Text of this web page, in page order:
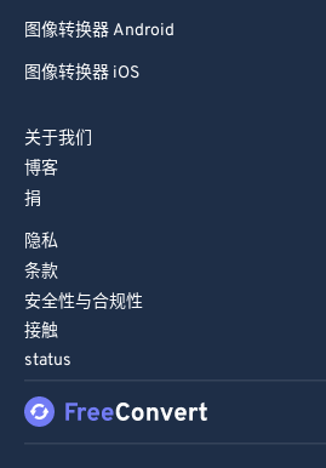
图像转换器 Android
图像转换器 iOS
关于我们
博客
捐
隐私
条款
安全性与合规性
接触
status